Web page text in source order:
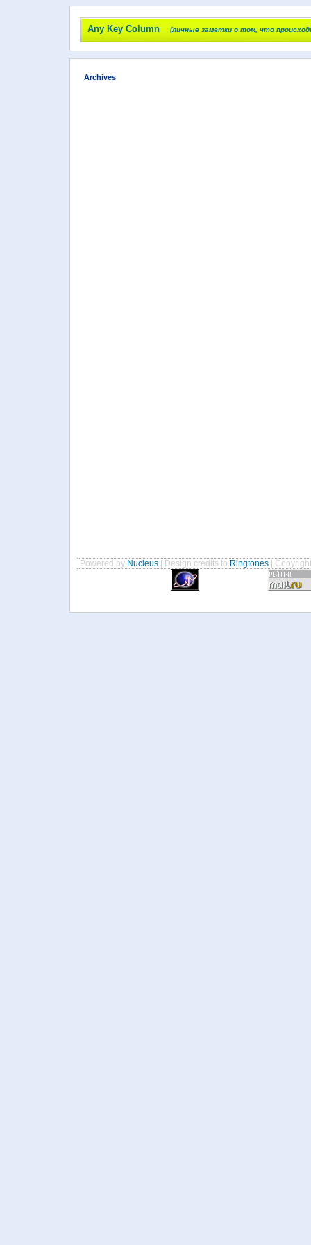
Any Key Column (личные заметки о том, что
Archives
Powered by Nucleus | Design credits to Ringtones |